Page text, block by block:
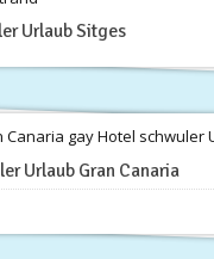
Urlaub Sitges
Urlaub Gran Canaria